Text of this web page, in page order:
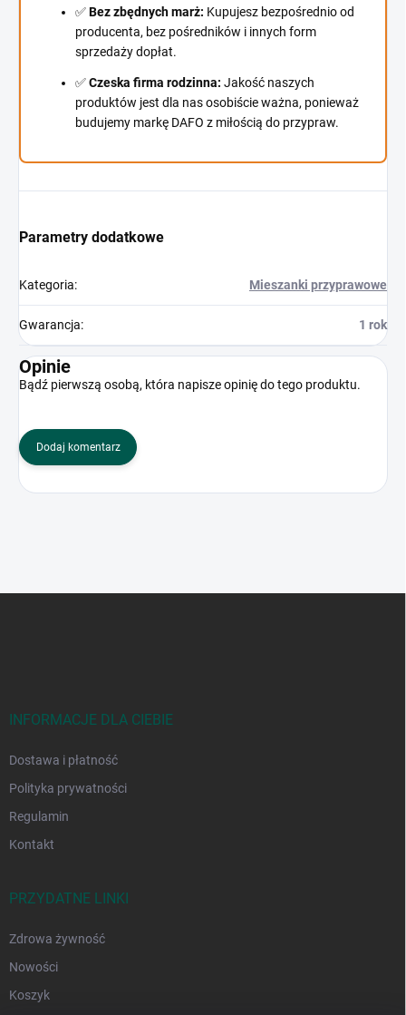
✅Bez zbędnych marż: Kupujesz bezpośrednio od
producenta, bez pośredników i innych form
sprzedaży dopłat.
✅Czeska firma rodzinna: Jakość naszych
produktów jest dla nas osobiście ważna, ponieważ
budujemy markę DAFO z miłością do przypraw.
Parametry dodatkowe
Kategoria: Mieszanki przyprawowe
Gwarancja: 1 rok
Opinie
Bądź pierwszą osobą, która napisze opinię do tego produktu.
Dodaj komentarz
INFORMACJE DLA CIEBIE
Dostawa i płatność
Polityka prywatności
Regulamin
Kontakt
PRZYDATNE LINKI
Zdrowa żywność
Nowości
Koszyk